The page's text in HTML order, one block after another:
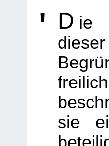
D ie
dieser
sie